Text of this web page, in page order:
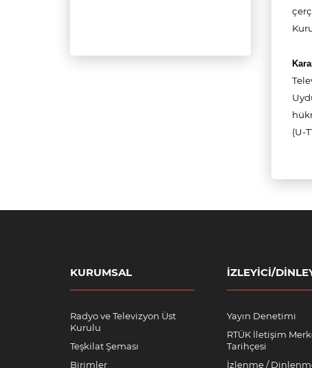
(U-
KURUMSAL
Radyo ve Televizyon Üst
Kurulu
Teşkilat Şeması
Birimler
İZLEYICI/
Yayın Denetimi
RTÜK İletişim
Tarihçesi
İzlenme /